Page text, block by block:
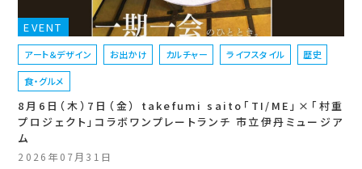
EVENT
アート＆デザイン お出かけ カルチャー ライフスタイル 歴史
食・グルメ
8月6日（木）7日（金） takefumi saito「TI/ME」×「村重
プロジェクト」コラボワンプレートランチ 市立伊丹ミュージア
ム
2026年07月31日